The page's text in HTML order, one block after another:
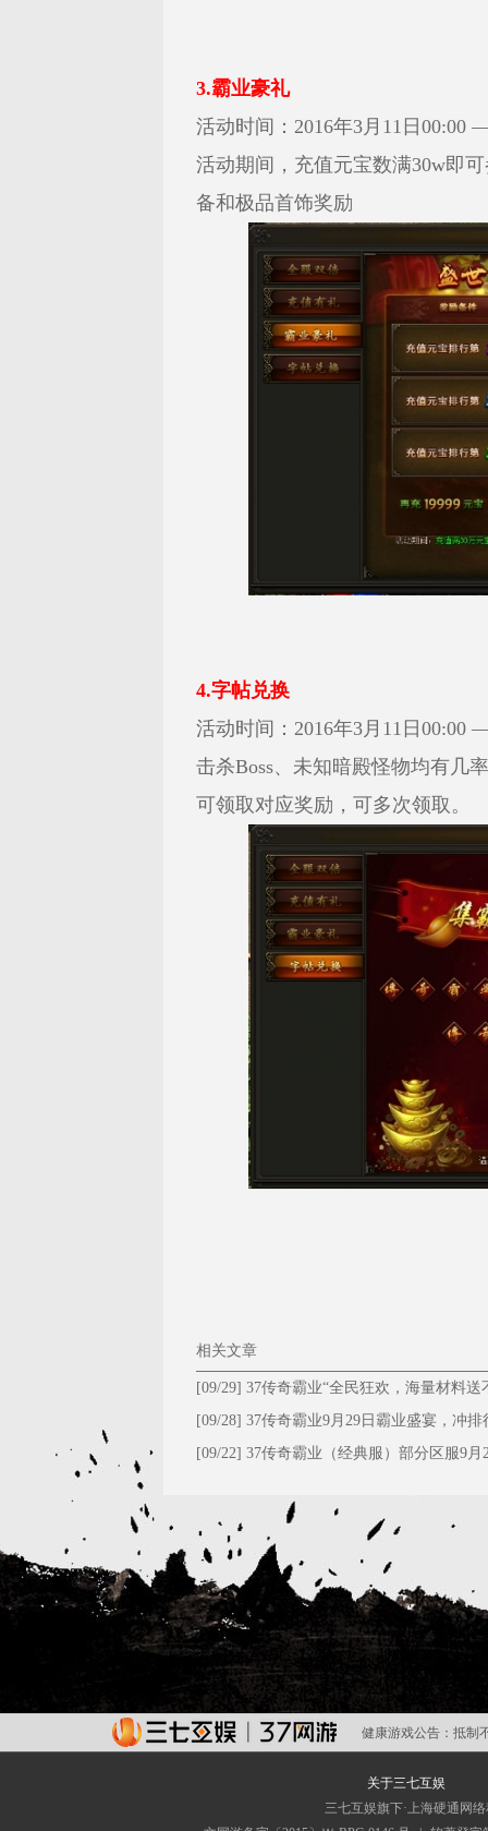
3.霸业豪礼
活动时间：2016年3月11日00:00
活动期间，充值元宝数满30w即
备和极品首饰奖励
4.字帖兑换
活动时间：2016年3月11日00:00
击杀Boss、未知暗殿怪物均有几
可领取对应奖励，可多次领取。
相关文章
[09/29] 37传奇霸业“全民狂欢，海量材料送
停！”
[09/28] ​37传奇霸业9月29日霸业盛宴，冲排
大礼！
[09/22] 37传奇霸业（经典服）部分区服9月
健康游戏公告： 抵制
关于三七互娱
三七互娱旗下·上海硬通网